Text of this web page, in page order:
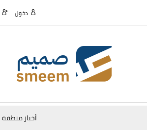
دخول
أخبار منطقة